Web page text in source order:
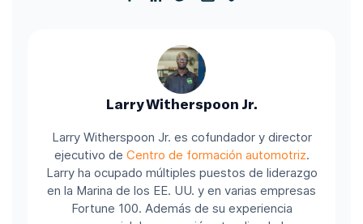
Larry Witherspoon Jr.
Larry Witherspoon Jr. es cofundador y director
ejecutivo de Centro de formación automotriz.
Larry ha ocupado múltiples puestos de liderazgo
en la Marina de los EE. UU. y en varias empresas
Fortune 100. Además de su experiencia